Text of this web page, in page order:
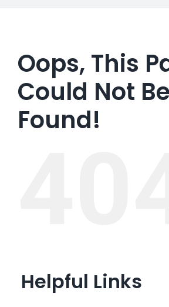
Oops, This
Could Not Be
Found!
Helpful Links